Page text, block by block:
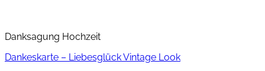
Danksagung Hochzeit
Dankeskarte – Liebesglück Vintage Look